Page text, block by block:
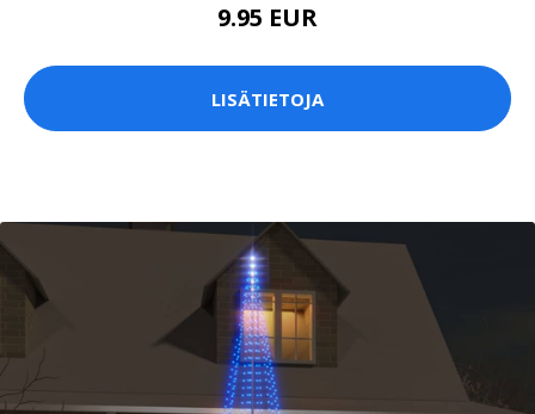
9.95 EUR
LISÄTIETOJA